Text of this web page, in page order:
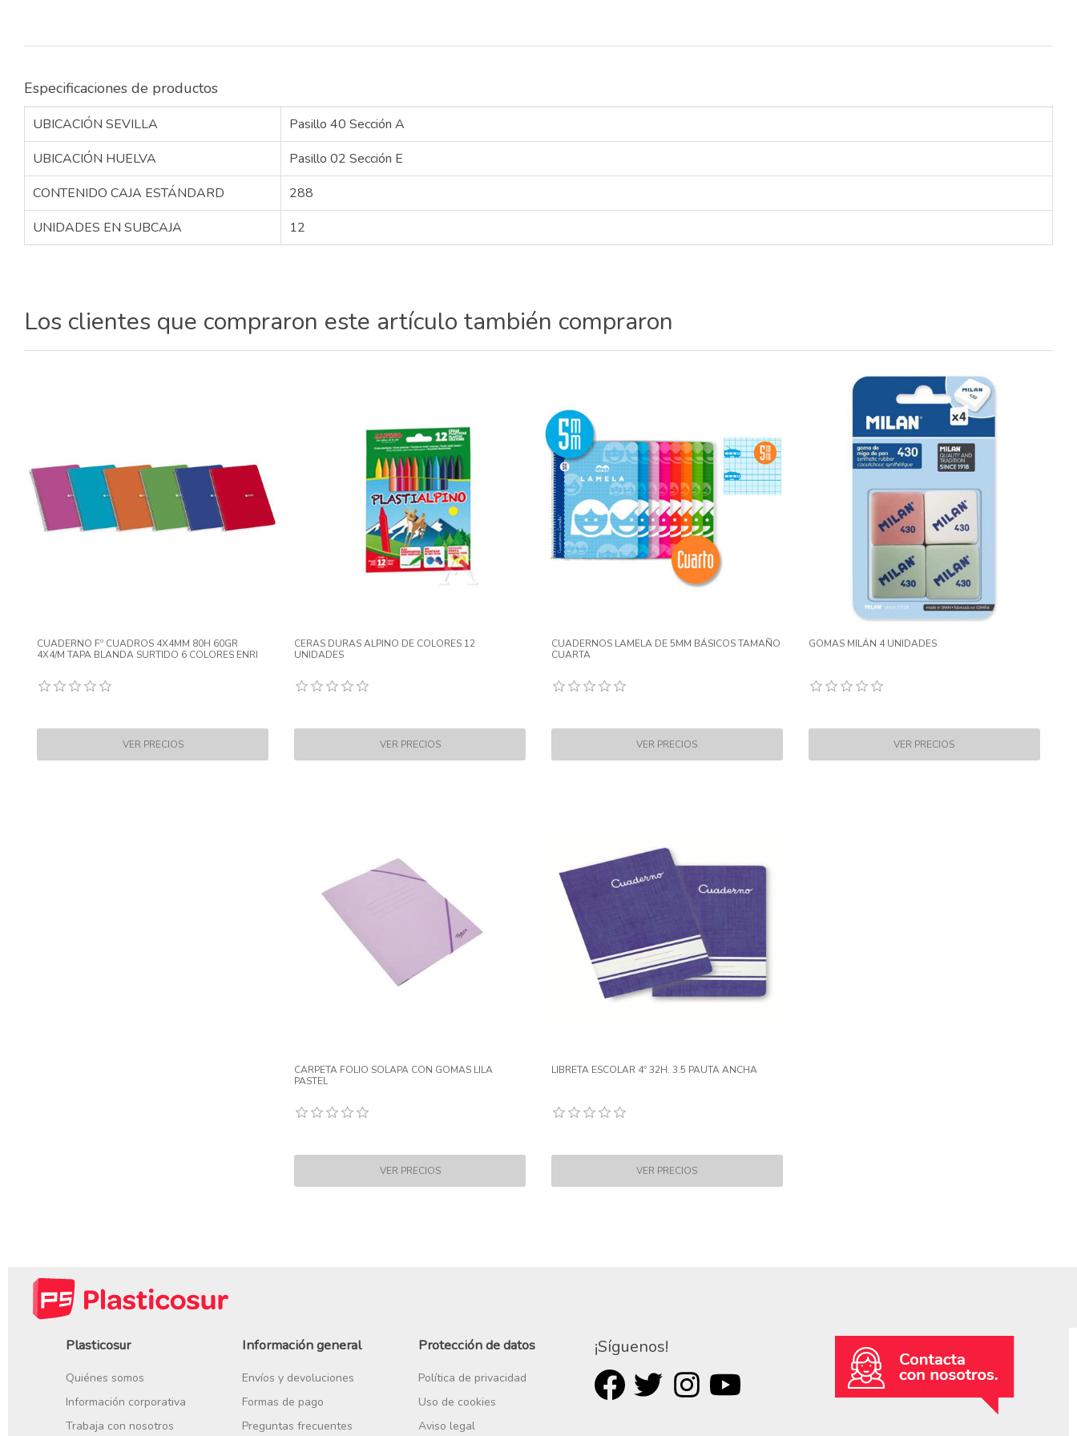
Especificaciones de productos
UBICACIÓN SEVILLA
Pasillo 40 Sección A
UBICACIÓN HUELVA
Pasillo 02 Sección E
CONTENIDO CAJA ESTÁNDARD
288
UNIDADES EN SUBCAJA
12
Los clientes que compraron este artículo también compraron
CUADERNO Fº CUADROS 4X4MM 80H 60GR
4X4/M TAPA BLANDA SURTIDO 6 COLORES ENRI
CERAS DURAS ALPINO DE COLORES 12
UNIDADES
CUADERNOS LAMELA DE 5MM BÁSICOS TAMAÑO
CUARTA
GOMAS MILÁN 4 UNIDADES
CARPETA FOLIO SOLAPA CON GOMAS LILA
PASTEL
LIBRETA ESCOLAR 4º 32H. 3.5 PAUTA ANCHA
Plasticosur
Quiénes somos
Información corporativa
Trabaja con nosotros
Información general
Envíos y devoluciones
Formas de pago
Preguntas frecuentes
Protección de datos
Política de privacidad
Uso de cookies
Aviso legal
¡Síguenos!